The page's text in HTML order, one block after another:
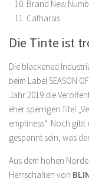
Brand New Numb
Catharsis
Die Tinte ist
Die blackened
beim Label SEASON
Jahr 2019 die
eher sperrigen Titel
emptiness“. Noch
gespannt sein, was
Aus dem hohen
Herrschaften von